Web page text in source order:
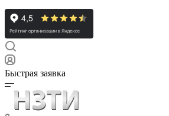
Быстрая заявка